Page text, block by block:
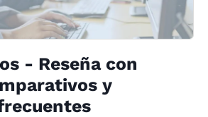
- Reseña con
y